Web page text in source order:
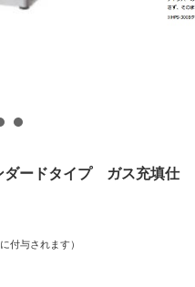
ードタイプ ガス充填仕
付与されます）